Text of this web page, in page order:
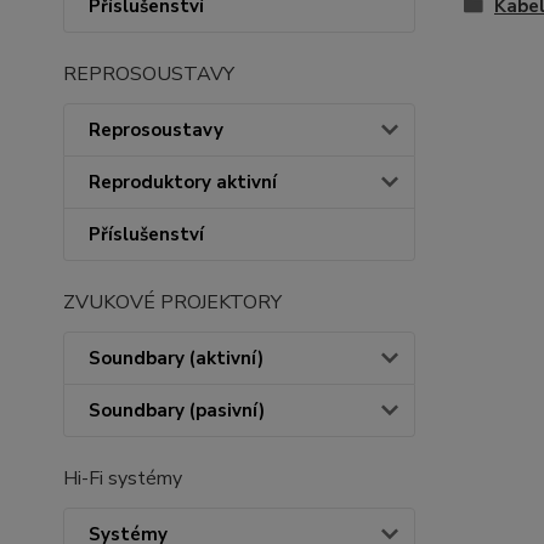
Příslušenství
REPROSOUSTAVY
Reprosoustavy
Reproduktory aktivní
Příslušenství
ZVUKOVÉ PROJEKTORY
Soundbary (aktivní)
Soundbary (pasivní)
Hi-Fi systémy
Systémy